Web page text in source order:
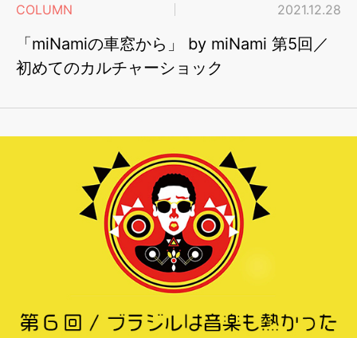
COLUMN 2021.12.28
「miNamiの車窓から」 by miNami 第5回／
初めてのカルチャーショック